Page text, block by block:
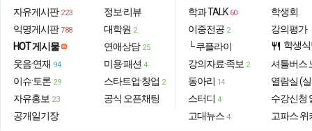
자유게시판 223
익명게시판 788
HOT 게시물
웃음·연재 94
이슈·토론 29
자유홍보 23
공개일기장
정보·리뷰
대학원 2
연애상담 25
미용·패션 4
스타트업·창업 2
공식 오픈채팅
학과 TALK 60
이중전공 2
└ 쿠플라이
강의자료·족보 2
동아리 14
스터디 4
고대뉴스 4
학생회
강의평가
restaurant 학생
셔틀버스
열람실 (
수강신청
고파스 위